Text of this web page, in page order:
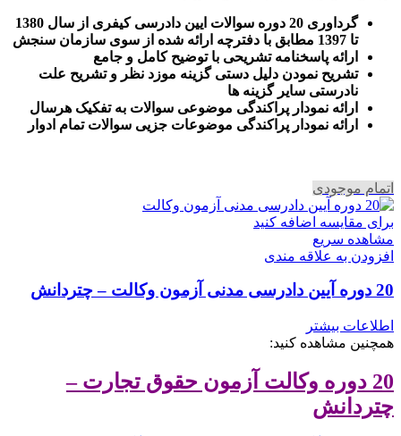
گرداوری 20 دوره سوالات ایین دادرسی کیفری از سال 1380
تا 1397 مطابق با دفترچه ارائه شده از سوی سازمان سنجش
ارائه پاسخنامه تشریحی با توضیح کامل و جامع
تشریح نمودن دلیل دستی گزینه موزد نظر و تشریح علت
نادرستی سایر گزینه ها
ارائه نمودار پراکندگی موضوعی سوالات به تفکیک هرسال
رائه نمودار پراکندگی موضوعات جزیی سوالات تمام ادوار
اتمام موجودی
برای مقایسه اضافه کنید
مشاهده سریع
افزودن به علاقه مندی
20 دوره آیین دادرسی مدنی آزمون وکالت – چتردانش
اطلاعات بیشتر
همچنین مشاهده کنید:
20 دوره وکالت آزمون حقوق تجارت –
چتردانش